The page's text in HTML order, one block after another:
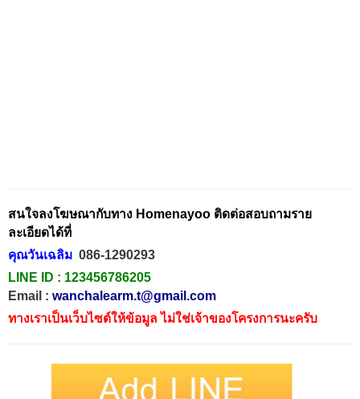
สนใจลงโฆษณากับทาง Homenayoo ติดต่อสอบถามราย
ละเอียดได้ที่
คุณวันเฉลิม 086-1290293
LINE ID : 123456786205
Email : wanchalearm.t@gmail.com
ทางเราเป็นเว็บไซต์ให้ข้อมูล ไม่ใช่เจ้าของโครงการนะครับ